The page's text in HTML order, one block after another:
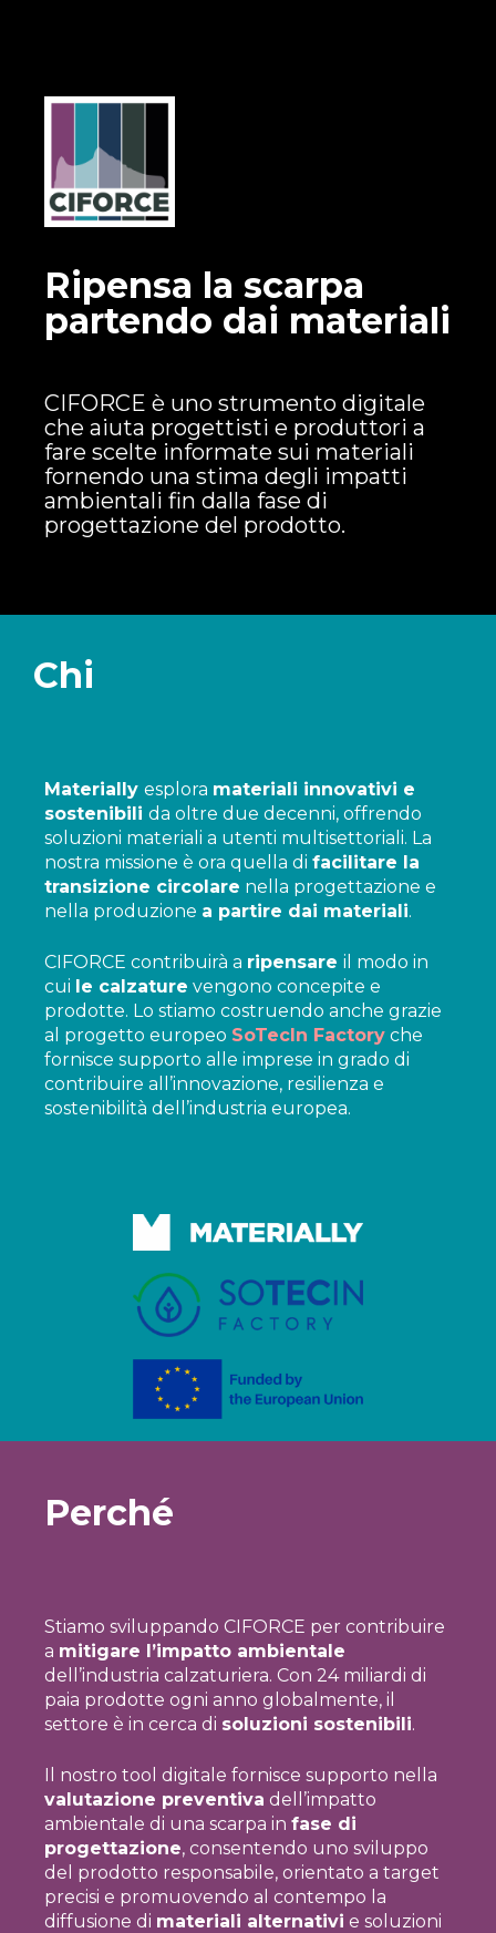
Ripensa la scarpa
partendo dai materiali
CIFORCE è uno strumento digitale
che aiuta progettisti e produttori a
fare scelte informate sui materiali
fornendo una stima degli impatti
ambientali fin dalla fase di
progettazione del prodotto.
Chi
Materially esplora materiali innovativi e
sostenibili da oltre due decenni, offrendo
soluzioni materiali a utenti multisettoriali. La
nostra missione è ora quella di facilitare la
transizione circolare nella progettazione e
nella produzione a partire dai materiali.
CIFORCE contribuirà a ripensare il modo in
cui le calzature vengono concepite e
prodotte. Lo stiamo costruendo anche grazie
al progetto europeo SoTecIn Factory che
fornisce supporto alle imprese in grado di
contribuire all’innovazione, resilienza e
sostenibilità dell’industria europea.
Perché
Stiamo sviluppando CIFORCE per contribuire
a mitigare l’impatto ambientale
dell’industria calzaturiera. Con 24 miliardi di
paia prodotte ogni anno globalmente, il
settore è in cerca di soluzioni sostenibili.
Il nostro tool digitale fornisce supporto nella
valutazione preventiva dell’impatto
ambientale di una scarpa in fase di
progettazione, consentendo uno sviluppo
del prodotto responsabile, orientato a target
precisi e promuovendo al contempo la
diffusione di materiali alternativi e soluzioni